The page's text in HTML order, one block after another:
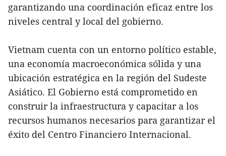
garantizando una coordinación eficaz entre los
niveles central y local del gobierno.
Vietnam cuenta con un entorno político estable,
una economía macroeconómica sólida y una
ubicación estratégica en la región del Sudeste
Asiático. El Gobierno está comprometido en
construir la infraestructura y capacitar a los
recursos humanos necesarios para garantizar el
éxito del Centro Financiero Internacional.